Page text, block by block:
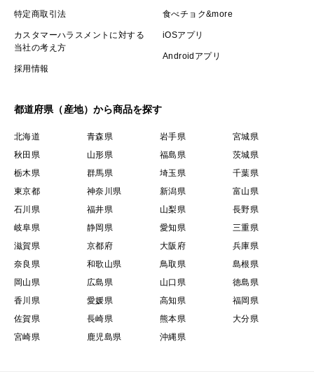
特定商取引法
カスタマーハラスメントに対する
当社の考え方
採用情報
食べチョク&more
iOSアプリ
Androidアプリ
都道府県（産地）から商品を探す
北海道 青森県 岩手県
宮城県
秋田県
山形県 福島県
茨城県
栃木県
群馬県 埼玉県
千葉県
東京都
神奈川県 新潟県
富山県
石川県
福井県 山梨県
長野県
岐阜県
静岡県 愛知県
三重県
滋賀県
京都府 大阪府
兵庫県
奈良県
和歌山県 鳥取県
島根県
岡山県
広島県 山口県
徳島県
香川県
愛媛県 高知県
福岡県
佐賀県
長崎県 熊本県
大分県
宮崎県
鹿児島県 沖縄県